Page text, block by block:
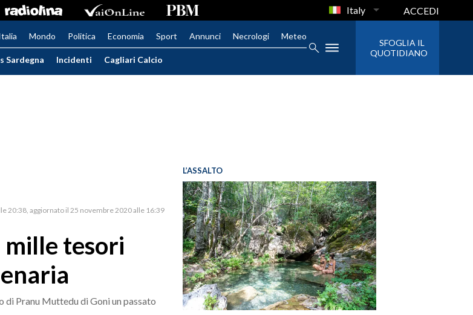
Italy ACCEDI
Mondo Politica Economia Sport Annunci Necrologi Meteo
Sardegna Incidenti Cagliari Calcio
SFOGLIA IL
QUOTIDIANO
20:38 aggiornato il 25 novembre 2020 alle 16:39
tesori
Pranu Muttedu di Goni un passato
L’ASSALTO